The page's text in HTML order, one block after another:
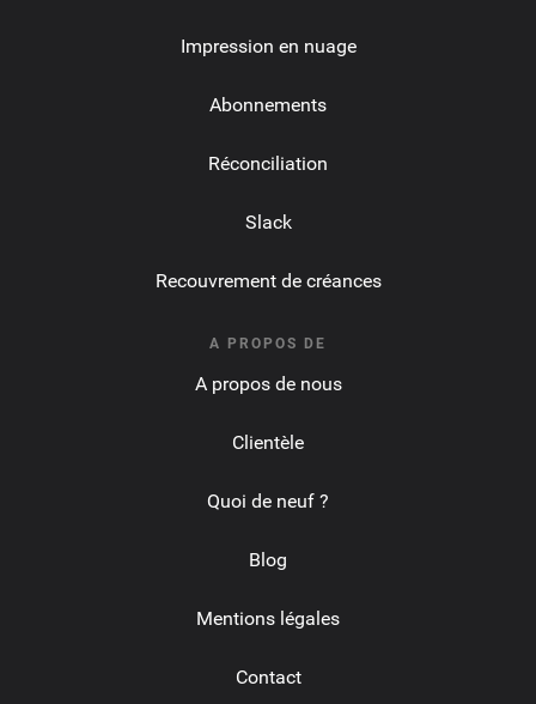
Impression en nuage
Abonnements
Réconciliation
Slack
Recouvrement de créances
A PROPOS DE
A propos de nous
Clientèle
Quoi de neuf ?
Blog
Mentions légales
Contact